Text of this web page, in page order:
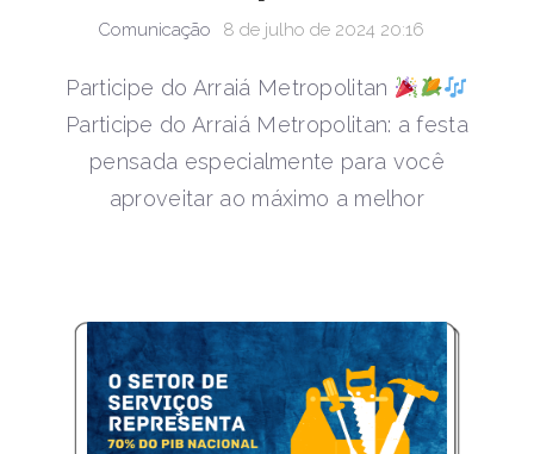
Comunicação 8 de julho de 2024 20:16
Participe do Arraiá Metropolitan
Participe do Arraiá Metropolitan: a festa
pensada especialmente para você
aproveitar ao máximo a melhor